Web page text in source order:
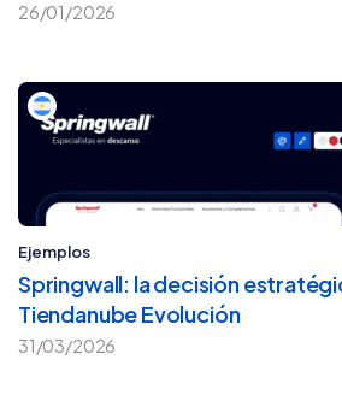
26/01/2026
Ejemplos
Springwall: la decisión
Tiendanube Evolución
31/03/2026